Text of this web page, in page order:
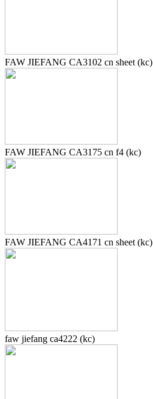
FAW JIEFANG CA3102 cn sheet (kc)
FAW JIEFANG CA3175 cn f4 (kc)
FAW JIEFANG CA4171 cn sheet (kc)
faw jiefang ca4222 (kc)